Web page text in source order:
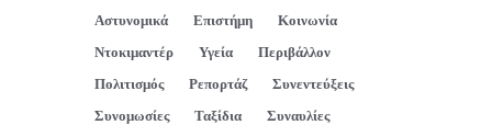
Αστυνομικά
Επιστήμη
Κοινωνία
Ντοκιμαντέρ
Υγεία
Περιβάλλον
Πολιτισμός
Ρεπορτάζ
Συνεντεύξεις
Συνομωσίες
Ταξίδια
Συναυλίες